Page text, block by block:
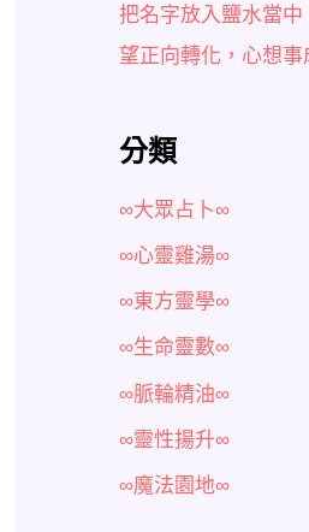
把名字放入鹽水當
望正向轉化，心想
分類
∞大眾占卜∞
∞心靈雞湯∞
∞東方靈學∞
∞生命靈數∞
∞脈輪精油∞
∞靈性揚升∞
∞魔法園地∞